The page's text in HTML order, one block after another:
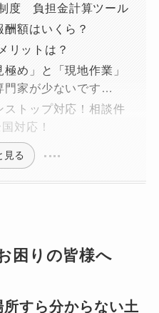
度 負担金計算ツール
額はいくら？
リットは？
極め」と「現地作業」
門家が少ないです…
ストップ対応！相談件
対応！
見る
困りの皆様へ
すら分からない土